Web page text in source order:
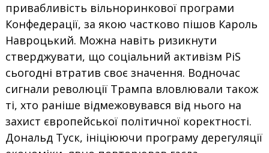
привабливість вільноринкової програми
Конфедерації, за якою частково пішов Кароль
Навроцький. Можна навіть ризикнути
стверджувати, що соціальний активізм PiS
сьогодні втратив своє значення. Водночас
сигнали революції Трампа вловлювали також
ті, хто раніше відмежовувався від нього на
захист європейської політичної коректності.
Дональд Туск, ініціюючи програму дерегуляції